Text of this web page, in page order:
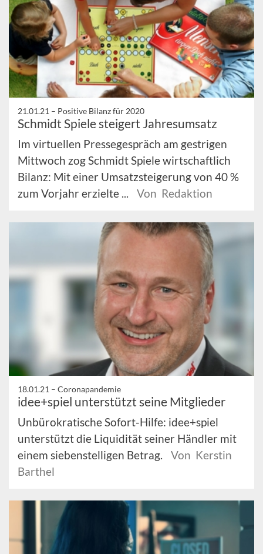
21.01.21 – Positive Bilanz für 2020
Schmidt Spiele steigert Jahresumsatz
Im virtuellen Pressegespräch am gestrigen
Mittwoch zog Schmidt Spiele wirtschaftlich
Bilanz: Mit einer Umsatzsteigerung von 40 %
zum Vorjahr erzielte ...
Von Redaktion
18.01.21 – Coronapandemie
idee+spiel unterstützt seine Mitglieder
Unbürokratische Sofort-Hilfe: idee+spiel
unterstützt die Liquidität seiner Händler mit
einem siebenstelligen Betrag.
Von Kerstin
Barthel